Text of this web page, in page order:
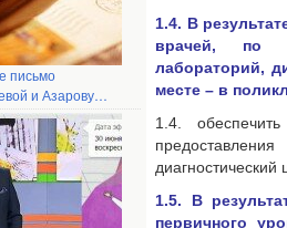
письмо
и Азарову…
1.4. В
врачей, по
лабораторий,
месте – в
1.4.
1.5. В
первичного